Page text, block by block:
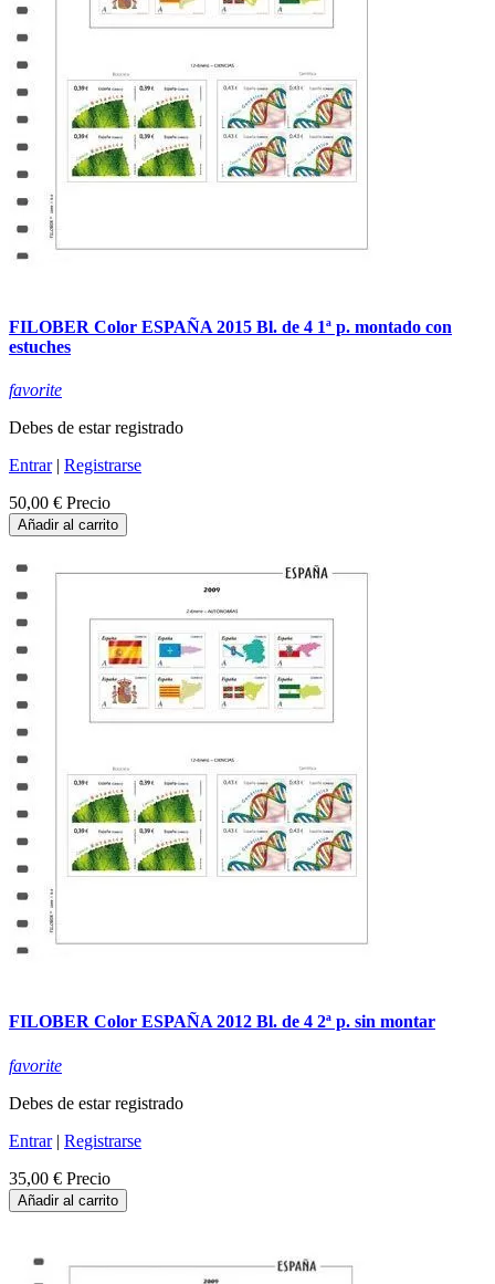
FILOBER Color ESPAÑA 2015 Bl. de 4 1ª p. montado con
estuches
favorite
Debes de estar registrado
Entrar| Registrarse
50,00 € Precio
Añadir al carrito
FILOBER Color ESPAÑA 2012 Bl. de 4 2ª p. sin montar
favorite
Debes de estar registrado
Entrar| Registrarse
35,00 € Precio
Añadir al carrito